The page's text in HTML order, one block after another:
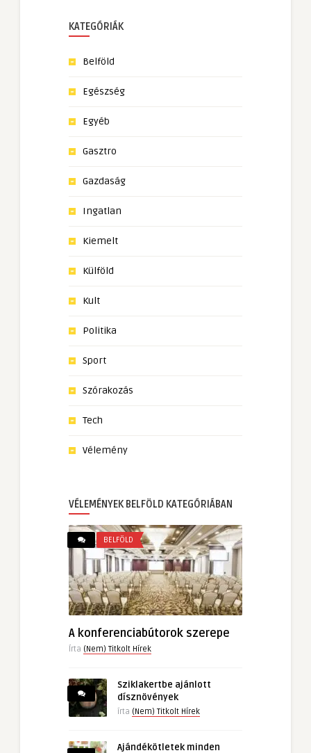
KATEGÓRIÁK
Belföld
Egészség
Egyéb
Gasztro
Gazdaság
Ingatlan
Kiemelt
Külföld
Kult
Politika
Sport
Szórakozás
Tech
Vélemény
VÉLEMÉNYEK BELFÖLD KATEGÓRIÁBAN
BELFÖLD
A konferenciabútorok szerepe
Írta (Nem) Titkolt Hírek
Sziklakertbe ajánlott
dísznövények
írta (Nem) Titkolt Hírek
Ajándékötletek minden